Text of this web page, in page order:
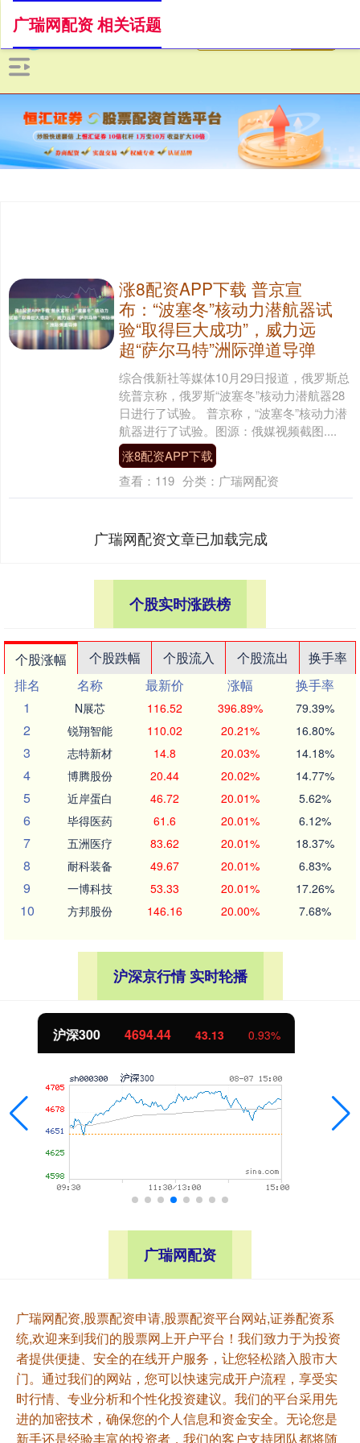
广瑞网配资 相关话题
涨8配资APP下载 普京宣
布：“波塞冬”核动力潜航器试
验“取得巨大成功”，威力远
超“萨尔马特”洲际弹道导弹
综合俄新社等媒体10月29日报道，俄罗斯总
统普京称，俄罗斯“波塞冬”核动力潜航器28
日进行了试验。 普京称，“波塞冬”核动力潜
航器进行了试验。图源：俄媒视频截图....
涨8配资APP下载
查看： 119 分类： 广瑞网配资
广瑞网配资文章已加载完成
个股实时涨跌榜
个股涨幅 个股跌幅 个股流入 个股流出
换手率
排名
名称 最新价 涨幅
换手率
1
N展芯 116.52 396.89% 79.39%
2 锐翔智能 110.02 20.21% 16.80%
3 志特新材 14.8 20.03% 14.18%
4 博腾股份 20.44 20.02% 14.77%
5 近岸蛋白 46.72 20.01% 5.62%
6 毕得医药 61.6 20.01% 6.12%
7 五洲医疗 83.62 20.01% 18.37%
8 耐科装备 49.67 20.01% 6.83%
9 一博科技 53.33 20.01% 17.26%
10 方邦股份 146.16 20.00% 7.68%
沪深京行情 实时轮播
北证50 1134.24 11.37 1.01%
广瑞网配资
广瑞网配资,股票配资申请,股票配资平台网站,证券配资系
统,欢迎来到我们的股票网上开户平台！我们致力于为投资
者提供便捷、安全的在线开户服务，让您轻松踏入股市大
门。通过我们的网站，您可以快速完成开户流程，享受实
时行情、专业分析和个性化投资建议。我们的平台采用先
进的加密技术，确保您的个人信息和资金安全。无论您是
新手还是经验丰富的投资者，我们的客户支持团队都将随